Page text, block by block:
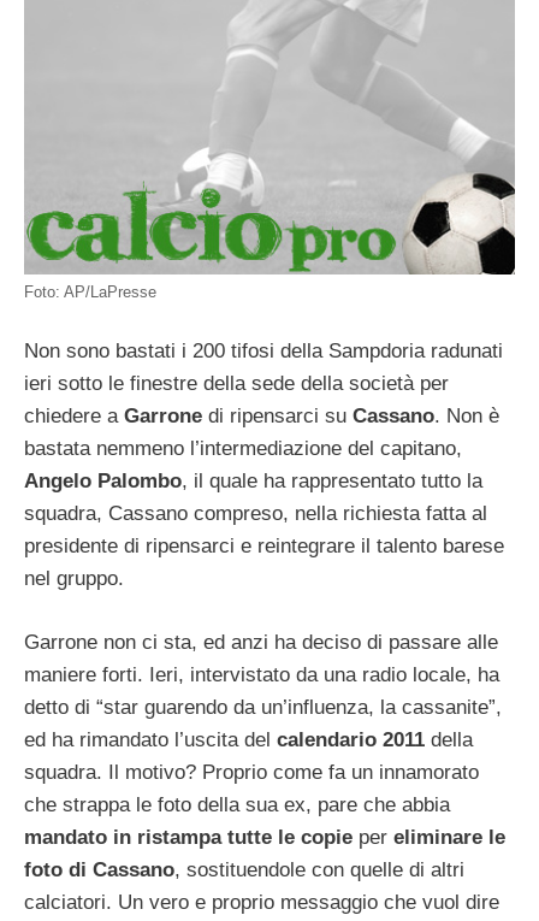
Foto: AP/LaPresse
Non sono bastati i 200 tifosi della Sampdoria radunati
ieri sotto le finestre della sede della società per
chiedere a Garrone di ripensarci su Cassano. Non è
bastata nemmeno l’intermediazione del capitano,
Angelo Palombo, il quale ha rappresentato tutto la
squadra, Cassano compreso, nella richiesta fatta al
presidente di ripensarci e reintegrare il talento barese
nel gruppo.
Garrone non ci sta, ed anzi ha deciso di passare alle
maniere forti. Ieri, intervistato da una radio locale, ha
detto di “star guarendo da un’influenza, la cassanite”,
ed ha rimandato l’uscita del calendario 2011 della
squadra. Il motivo? Proprio come fa un innamorato
che strappa le foto della sua ex, pare che abbia
mandato in ristampa tutte le copie per eliminare le
foto di Cassano, sostituendole con quelle di altri
calciatori. Un vero e proprio messaggio che vuol dire